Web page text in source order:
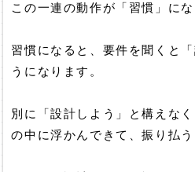
この一連の動作が「習慣」にな
習慣になると、要件を聞くと
うになります。
別に「設計しよう」と構えな
の中に浮かんできて、振り払